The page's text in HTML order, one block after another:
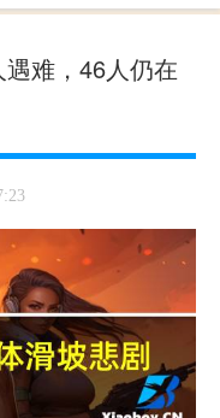
难，46人仍在